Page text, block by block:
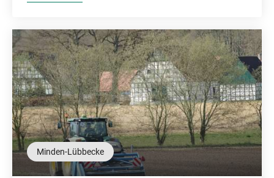
Minden-Lübbecke